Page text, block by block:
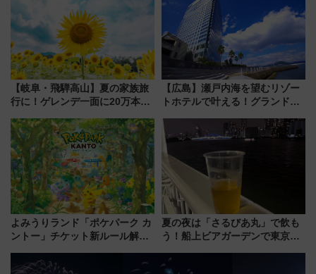
マンが登場
【岐阜・飛騨高山】夏の家族旅
行に！ゲレンデ一面に20万本の
アひまわり園」開園
【広島】瀬戸内海を望むリゾー
トホテルで叶える！グランドプ
ディング＆カジュアルパーティ
ープラン
よみうりランド「ポケパーク カ
ントー」チケット新ルール解
本人確認が11月スタート
夏の夜は「さるびあ丸」で飲も
う！船上ビアガーデンで東京湾
杯……工場直送生ビールや島グ